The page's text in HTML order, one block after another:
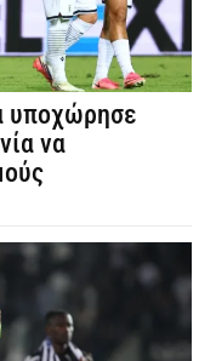
υποχώρησε
να